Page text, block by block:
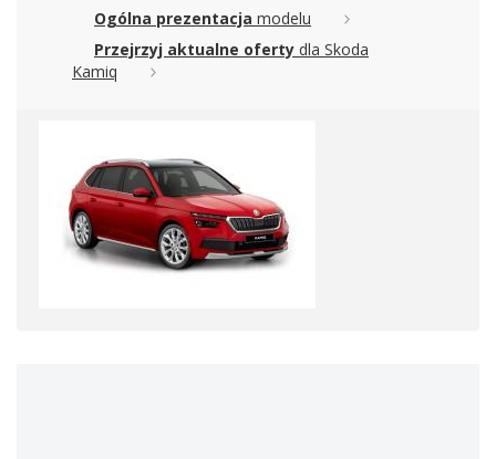
Ogólna prezentacja modelu
Przejrzyj aktualne oferty dla Skoda
Kamiq